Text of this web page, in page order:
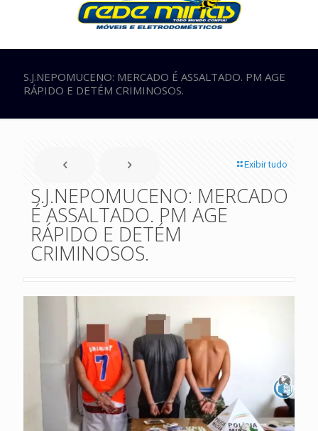
S.J.NEPOMUCENO: MERCADO É ASSALTADO. PM AGE
RÁPIDO E DETÉM CRIMINOSOS.
Exibir tudo
S.J.NEPOMUCENO: MERCADO
É ASSALTADO. PM AGE
RÁPIDO E DETÉM
CRIMINOSOS.